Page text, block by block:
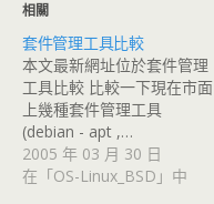
相關
套件管理工具比較
本文最新網址位於套件管理
工具比較 比較一下現在市面
上幾種套件管理工具
(debian - apt ,…
2005 年 03 月 30 日
在「OS-Linux_BSD」中